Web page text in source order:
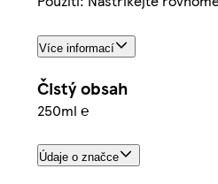
Více informací
Čistý obsah
250ml ℮
Údaje o značce